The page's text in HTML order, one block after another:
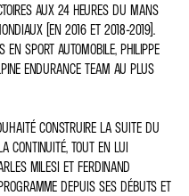
AUX 24 HEURES DU MANS
(EN 2016 ET 2018-2019).
EN SPORT AUTOMOBILE, PHILIPPE
ENDURANCE TEAM AU PLUS
CONSTRUIRE LA SUITE DU
CONTINUITÉ, TOUT EN LUI
MILESI ET FERDINAND
DEPUIS SES DÉBUTS ET